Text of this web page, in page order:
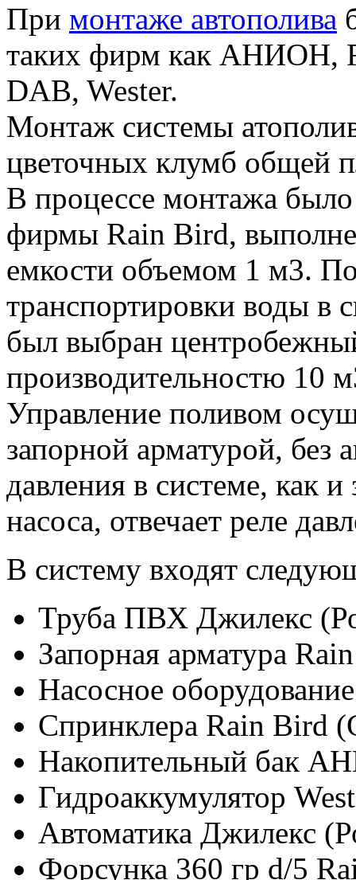
При монтаже автополива
таких фирм как АНИОН,
DAB, Wester.
Монтаж системы
цветочных клумб общей
В процессе монтажа
фирмы Rain Bird,
емкости объемом 1 м3.
транспортировки воды в
был выбран
производительностю 10
Управление поливом
запорной арматурой, без
давления в системе, как
насоса, отвечает реле
В систему входят
Труба ПВХ Джилекс
Запорная арматура
Насосное
Спринклера Rain
Накопительный бак
Гидроаккумулятор
Автоматика Джилекс
Форсунка 360 гр d/5